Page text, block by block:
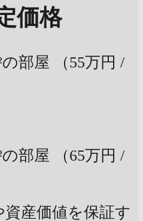
価格
の部屋
（55万円 /
の部屋
（65万円 /
産価値を保証す